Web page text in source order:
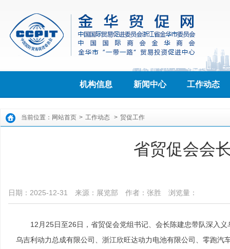
机构信息 新闻中心 工作动态
当前位置： 网站首页 > 工作动态 > 贸促工作
省贸促会会
日期：2025-12-31 来源：展览部 作者：​张胜 浏览量：
12月25日至26日，省贸促会党组书记、会长陈建忠带队深入
乌吉利动力总成有限公司、浙江欣旺达动力电池有限公司、零跑